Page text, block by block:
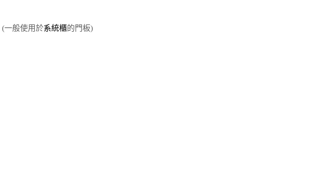
(一般使用於系統櫃的門板)